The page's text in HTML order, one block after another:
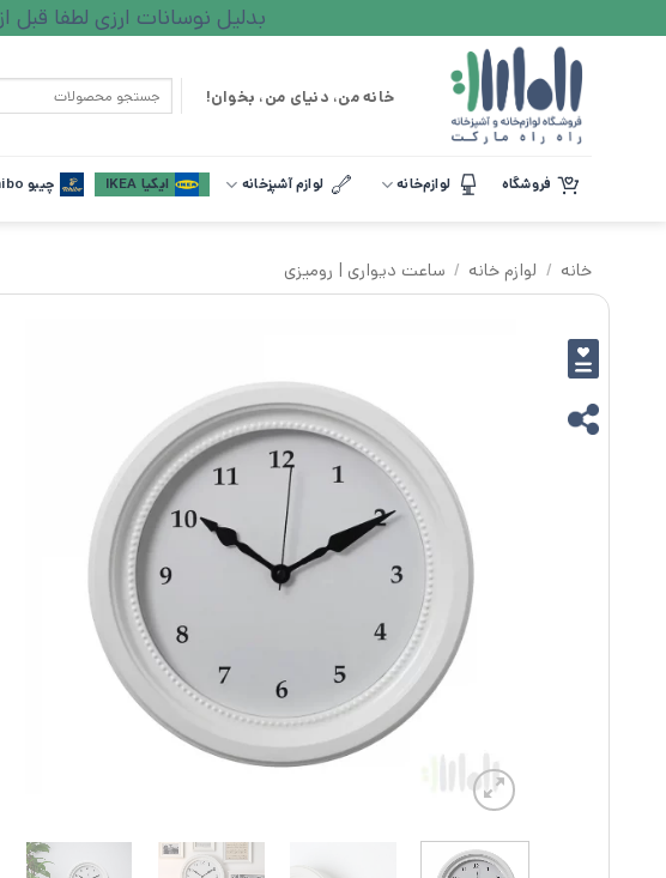
to
بدلیل نوسانات ارزی لطفا قبل از هرگونه
خانه من، دنیای من، بخوان!
برای:
فروشگاه لوازم‌خانه لوازم آشپزخانه ایکیا IKEA چیبو Tchibo
خانه / لوازم خانه / ساعت دیواری | رومیزی